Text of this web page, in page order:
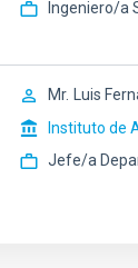
Ingeniero/a
Mr. Luis
Instituto de
Jefe/a